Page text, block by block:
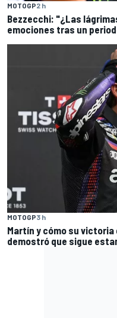
MOTOGP2 h
Bezzecchi: "¿Las
emociones tras un
MOTOGP3 h
Martín y cómo su
demostró que sigue